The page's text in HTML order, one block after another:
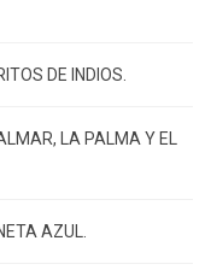
DE INDIOS.
LA PALMA Y EL
AZUL.